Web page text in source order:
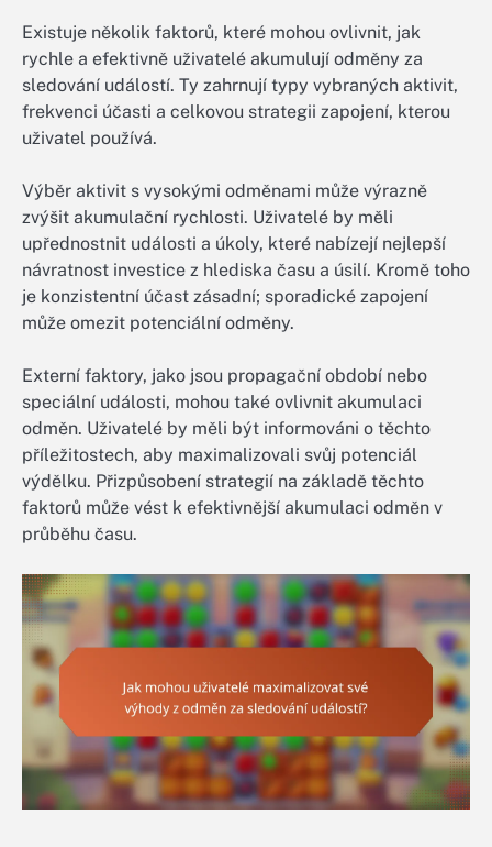
Existuje několik faktorů, které mohou ovlivnit, jak
rychle a efektivně uživatelé akumulují odměny za
sledování událostí. Ty zahrnují typy vybraných aktivit,
frekvenci účasti a celkovou strategii zapojení, kterou
uživatel používá.
Výběr aktivit s vysokými odměnami může výrazně
zvýšit akumulační rychlosti. Uživatelé by měli
upřednostnit události a úkoly, které nabízejí nejlepší
návratnost investice z hlediska času a úsilí. Kromě toho
je konzistentní účast zásadní; sporadické zapojení
může omezit potenciální odměny.
Externí faktory, jako jsou propagační období nebo
speciální události, mohou také ovlivnit akumulaci
odměn. Uživatelé by měli být informováni o těchto
příležitostech, aby maximalizovali svůj potenciál
výdělku. Přizpůsobení strategií na základě těchto
faktorů může vést k efektivnější akumulaci odměn v
průběhu času.